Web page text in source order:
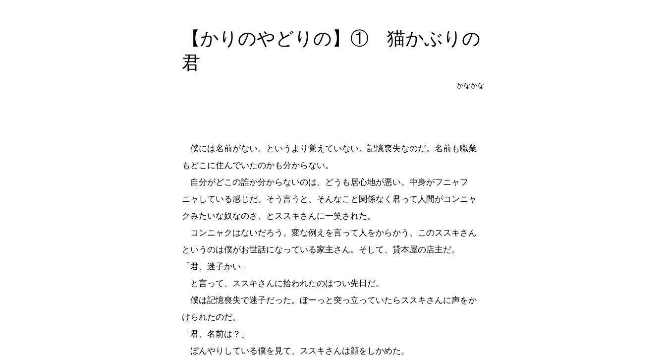
【かりのやどりの】① 猫かぶりの
君
かなかな
僕には名前がない。というより覚えていない。記憶喪失なのだ。名前も職業
もどこに住んでいたのかも分からない。
自分がどこの誰か分からないのは、どうも居心地が悪い。中身がフニャフ
ニャしている感じだ。そう言うと、そんなこと関係なく君って人間がコンニャ
クみたいな奴なのさ、とススキさんに一笑された。
コンニャクはないだろう。変な例えを言って人をからかう、このススキさん
というのは僕がお世話になっている家主さん。そして、貸本屋の店主だ。
「君、迷子かい」
と言って、ススキさんに拾われたのはつい先日だ。
僕は記憶喪失で迷子だった。ぼーっと突っ立っていたらススキさんに声をか
けられたのだ。
「君、名前は？」
ぼんやりしている僕を見て、ススキさんは顔をしかめた。